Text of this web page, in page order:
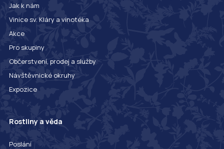
Jak k nám
Vinice sv. Kláry a vinotéka
Akce
Pro skupiny
Občerstvení, prodej a služby
Návštěvnické okruhy
Expozice
Rostliny a věda
Poslání